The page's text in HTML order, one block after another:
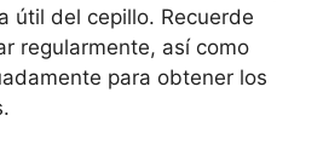
útil del cepillo. Recuerde
regularmente, así como
para obtener los